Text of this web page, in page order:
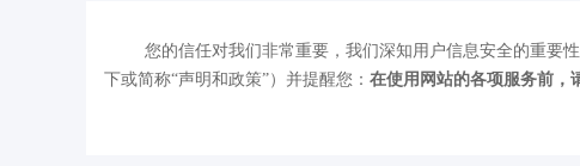
您的信任对我们非常重要，我们深知用户信息安全的重要
下或简称“声明和政策”）并提醒您： 在使用网站的各项服务前，